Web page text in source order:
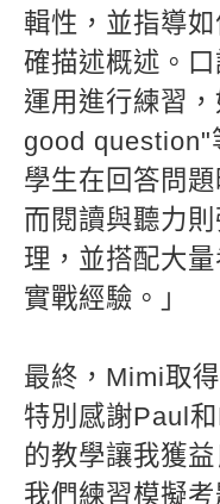
輯性，並指導
確描述概述。
運用進行練習
good question"
學生在回答問
而閱讀與聽力
理，並搭配大
實戰經驗。」
最終，Mimi取
特別感謝Paul
的教學讓我獲
我們練習模擬